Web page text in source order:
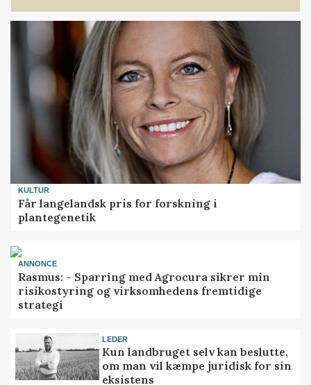
KULTUR
Får langelandsk pris for forskning i
plantegenetik
ANNONCE
Rasmus: - Sparring med Agrocura sikrer min
risikostyring og virksomhedens fremtidige
strategi
LEDER
Kun landbruget selv kan beslutte,
om man vil kæmpe juridisk for sin
eksistens